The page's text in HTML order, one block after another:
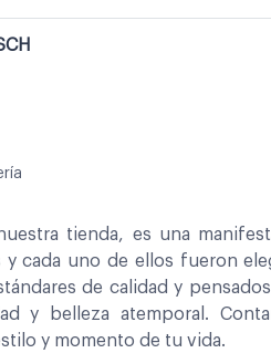
tienda, es una
y cada uno de ellos fueron
de calidad y
y belleza atemporal.
y momento de tu vida.